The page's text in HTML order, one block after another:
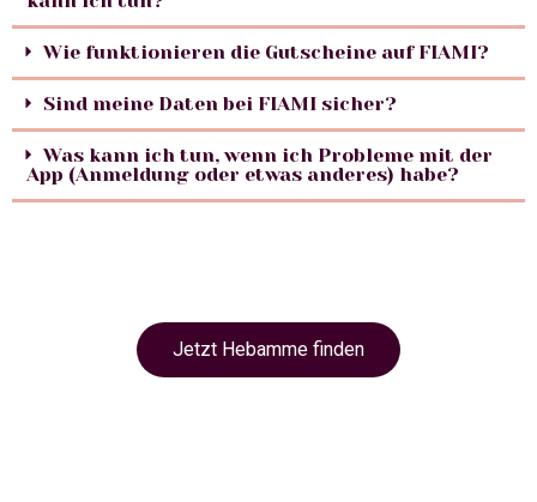
Wie funktionieren die Gutscheine auf FIAMI?
Sind meine Daten bei FIAMI sicher?
Was kann ich tun, wenn ich Probleme mit der
App (Anmeldung oder etwas anderes) habe?
Jetzt Hebamme finden